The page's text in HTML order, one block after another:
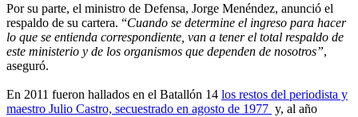
Por su parte, el ministro de Defensa, Jorge Menéndez, anunció el
respaldo de su cartera. “Cuando se determine el ingreso para hacer
lo que se entienda correspondiente, van a tener el total respaldo de
este ministerio y de los organismos que dependen de nosotros”,
aseguró.
En 2011 fueron hallados en el Batallón 14 los restos del periodista y
maestro Julio Castro, secuestrado en agosto de 1977 y, al año